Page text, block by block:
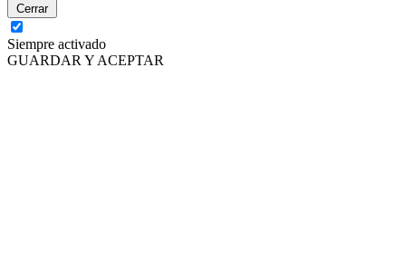
Cerrar
Siempre activado
GUARDAR Y ACEPTAR